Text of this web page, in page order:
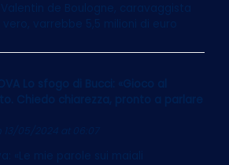
de Boulogne, caravaggista
varrebbe 5,5 milioni di euro
Lo sfogo di Bucci: «Gioco al
Chiedo chiarezza, pronto a parlare
13/05/2024 at 06:07
«Le mie parole sui maiali